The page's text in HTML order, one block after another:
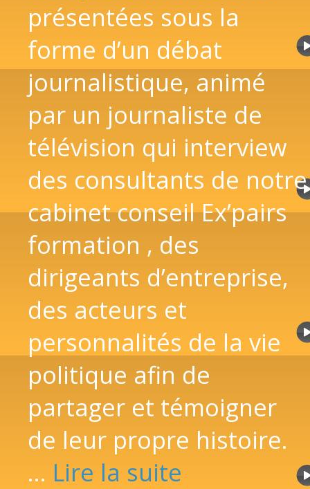
présentées sous la
forme d’un débat
journalistique, animé
par un journaliste de
télévision qui interview
des consultants de notre
cabinet conseil Ex’pairs
formation , des
dirigeants d’entreprise,
des acteurs et
personnalités de la vie
politique afin de
partager et témoigner
de leur propre histoire.
… Lire la suite